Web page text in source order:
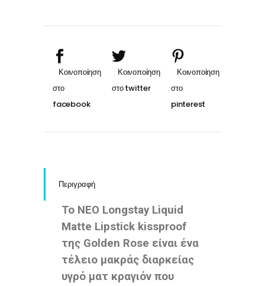
quantity
Περιγραφή
Το ΝΕΟ Longstay Liquid
Matte Lipstick kissproof
της Golden Rose είναι ένα
τέλειο μακράς διαρκείας
υγρό ματ κραγιόν που